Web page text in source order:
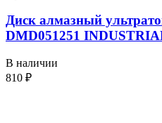
Диск алмазный
DMD051251
В наличии
810 ₽